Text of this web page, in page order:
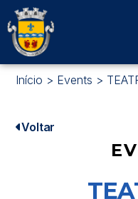
Início > Events >
Voltar